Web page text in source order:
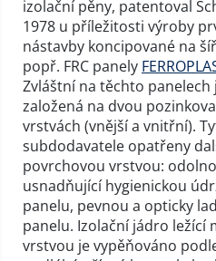
izolační pěny, patentoval
1978 u příležitosti výroby
nástavby koncipované na
popř. FRC panely
Zvláštní na těchto
založená na dvou
vrstvách (vnější a vnitřní).
subdodavatele opatřeny
povrchovou vrstvou:
usnadňující hygienickou
panelu, pevnou a opticky
panelu. Izolační jádro ležící
vrstvou je vypěňováno